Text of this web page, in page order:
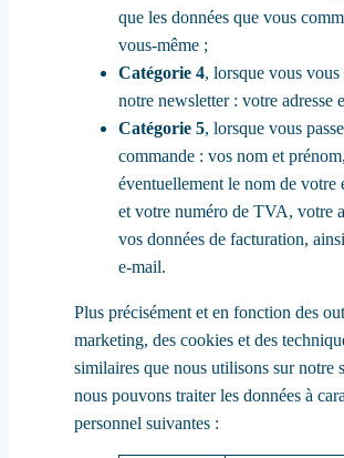
que les données que vous
vous-même ;
Catégorie 4, lorsque vous
notre newsletter : votre adresse
Catégorie 5, lorsque vous
commande : vos nom et prénom,
éventuellement le nom de votre
et votre numéro de TVA, votre
vos données de facturation,
e-mail.
Plus précisément et en fonction des
marketing, des cookies et des
similaires que nous utilisons sur notre
nous pouvons traiter les données à
personnel suivantes :